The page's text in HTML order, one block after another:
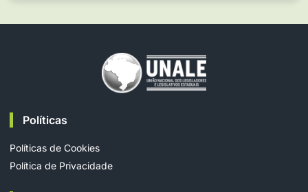
Políticas
Políticas de Cookies
Política de Privacidade